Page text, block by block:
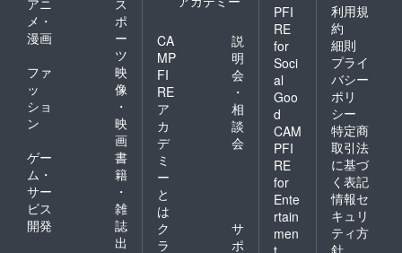
メ・
漫画
ポ
ー
ツ
ファ
ッ
ショ
ン
映
像
・
映
画
ゲー
ム・
サー
ビス
開発
書
籍
・
雑
誌
出
CA
MP
FI
RE
ア
カ
デ
ミ
ー
と
は
説
明
会
・
相
談
会
ク
ラ
サ
ポ
PFI
RE
for
Soci
al
Goo
d
CAM
PFI
RE
for
Ente
rtain
men
利用規
約
細則
プライ
バシー
ポリ
シー
特定商
取引法
に基づ
く表記
情報セ
キュリ
ティ方
針